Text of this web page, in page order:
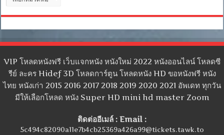
หมู่
VIP โหลดหนังฟรี เว็บแจกหนัง หนังใหม่ 2022 หนังออนไลน์ โหลดซี
รีย์ ละคร Hidef 3D โหลดการ์ตูน โหลดหนัง HD ขอหนังฟรี หนัง
ไทย หนังเก่า 2015 2016 2017 2018 2019 2020 2021 อัพเดท ทุกวัน
มีให้เลือกโหลด หนัง Super HD mini hd master Zoom
ติดต่ออีเมล์ : Email :
5c494c82090a11e7b4cb25369a426a99@tickets.tawk.to